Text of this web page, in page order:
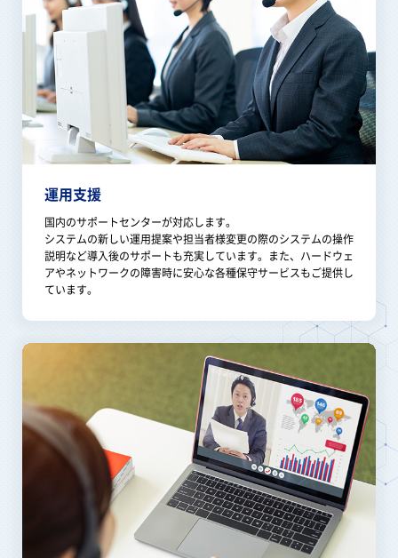
運用支援
国内のサポートセンターが対応します。
システムの新しい運用提案や担当者様変更の際のシステムの操作
説明など導入後のサポートも充実しています。また、ハードウェ
アやネットワークの障害時に安心な各種保守サービスもご提供し
ています。